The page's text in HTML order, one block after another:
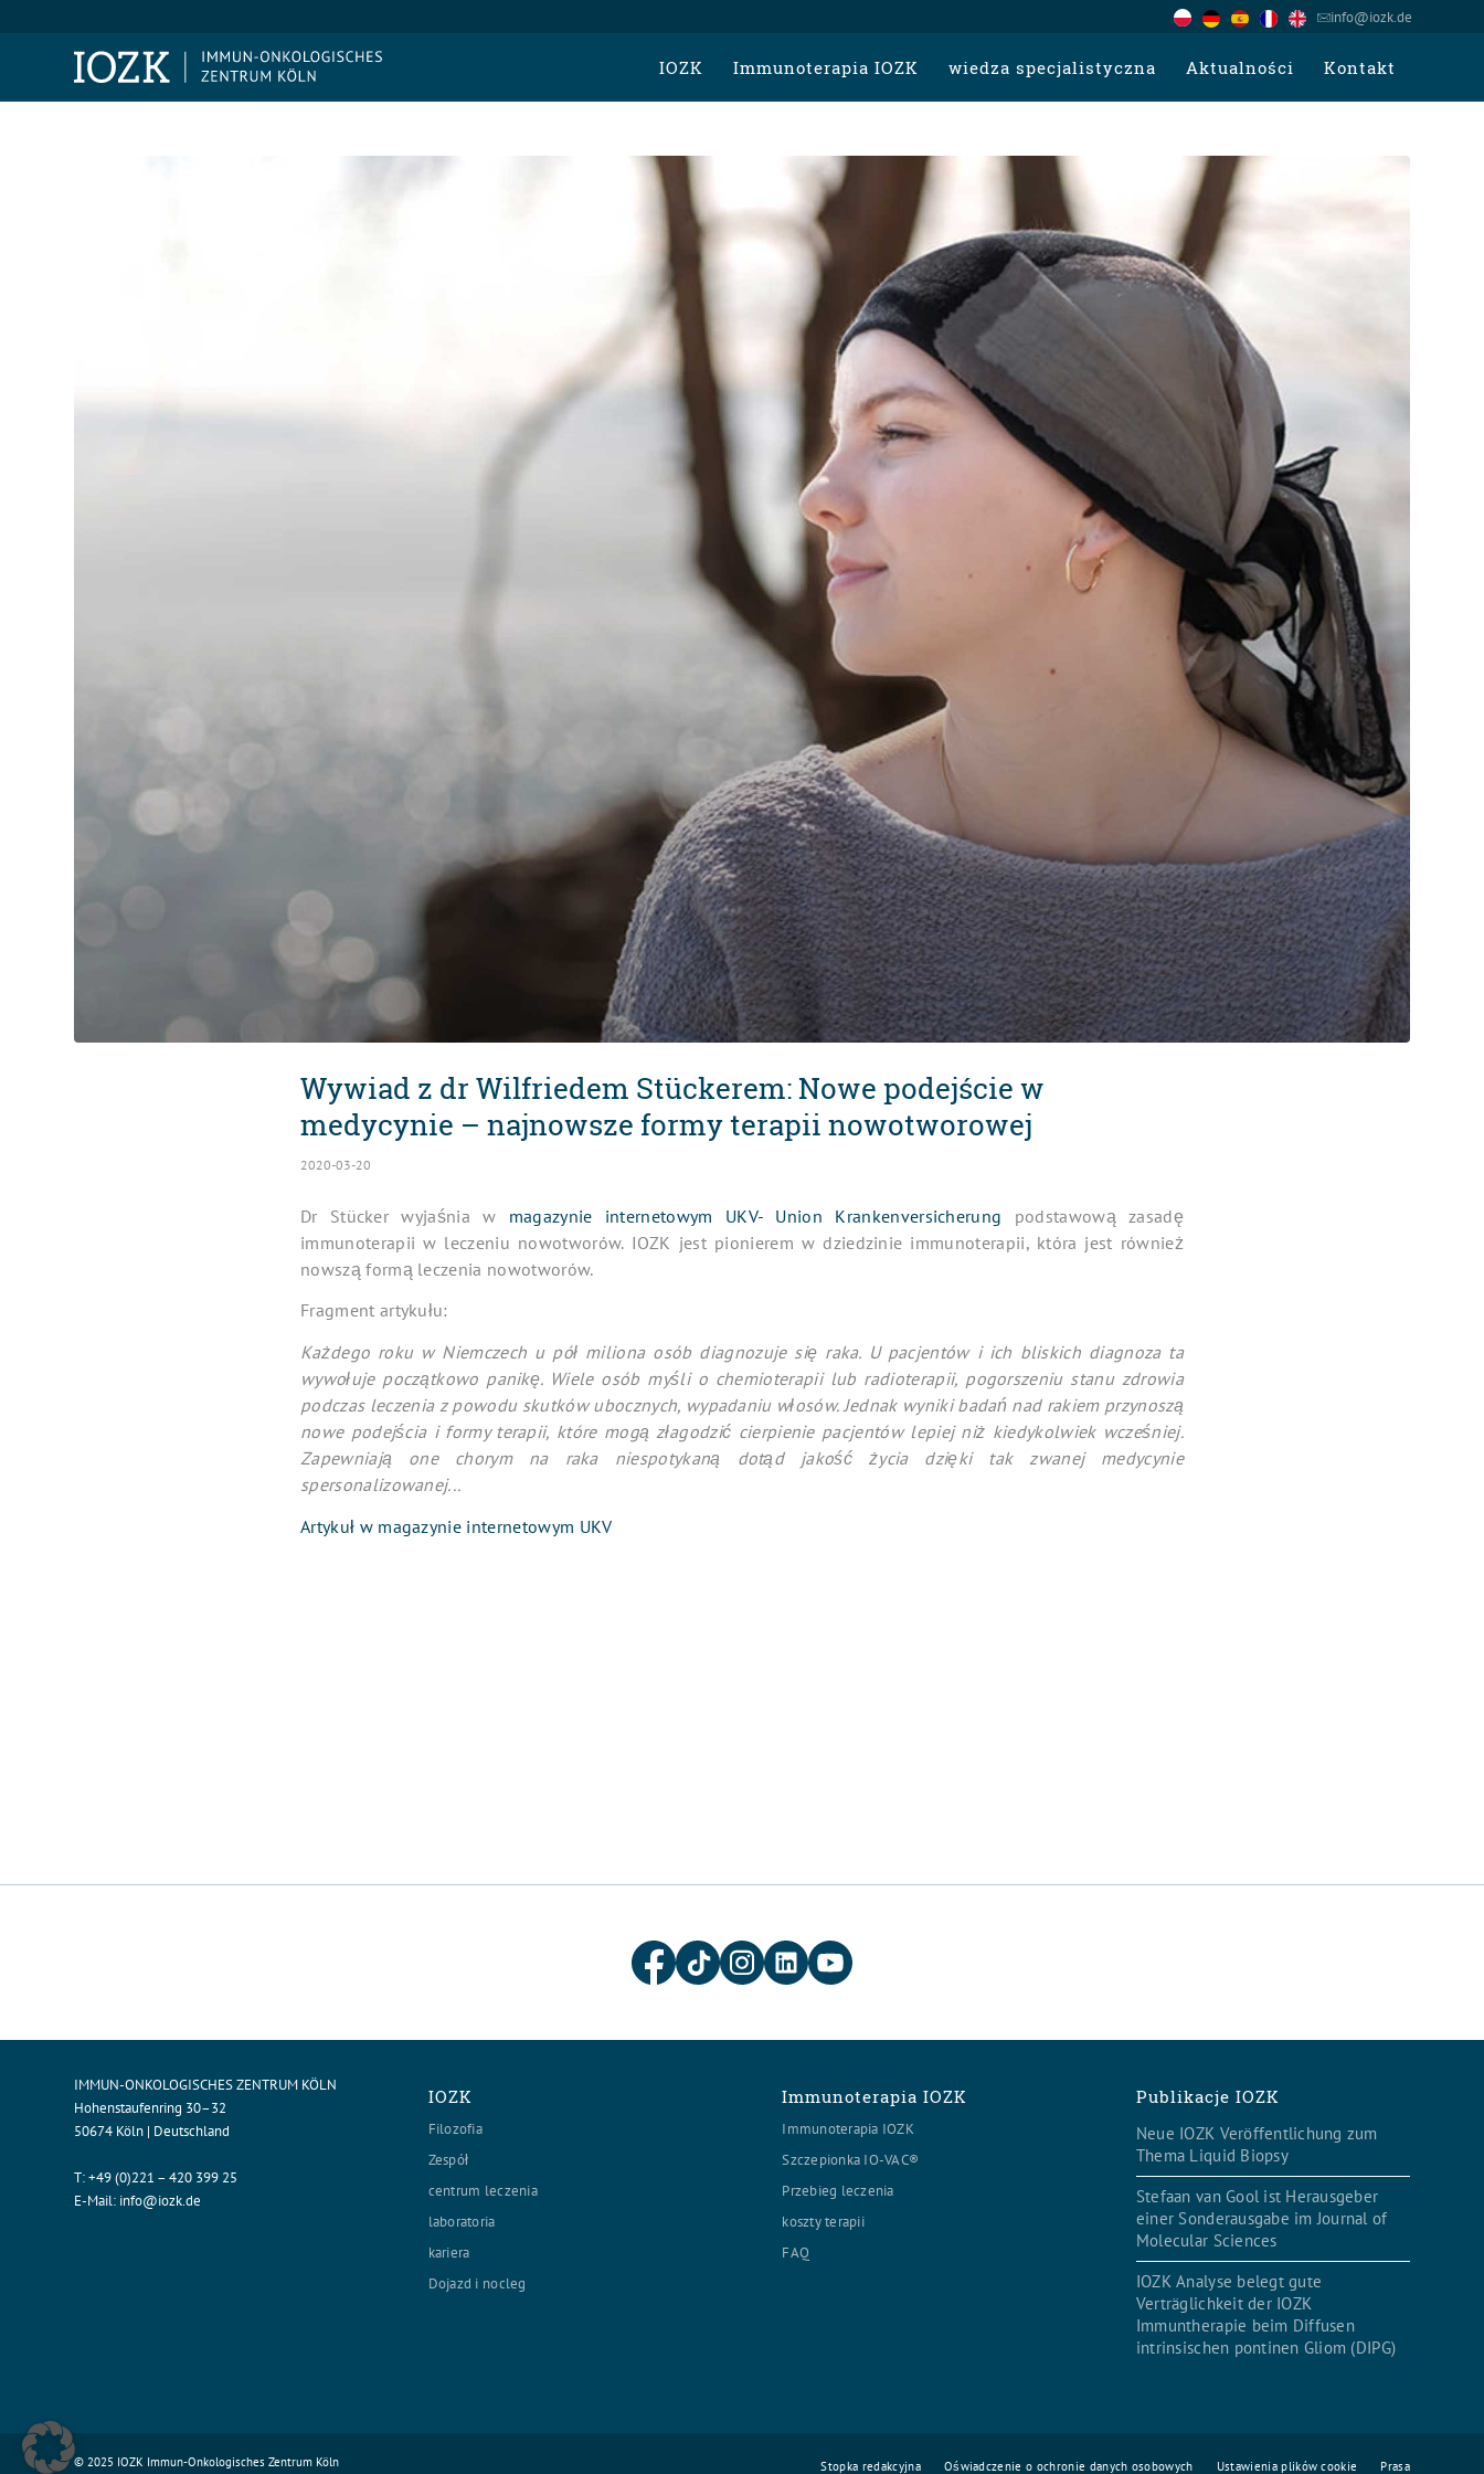
info@iozk.de
IOZK Immunoterapia IOZK wiedza specjalistyczna Aktualności Kontakt
Wywiad z dr Wilfriedem Stückerem: Nowe podejście w
medycynie – najnowsze formy terapii nowotworowej
2020-03-20
Dr Stücker wyjaśnia w magazynie internetowym UKV- Union Krankenversicherung podstawową zasadę
immunoterapii w leczeniu nowotworów. IOZK jest pionierem w dziedzinie immunoterapii, która jest również
nowszą formą leczenia nowotworów.
Fragment artykułu:
Każdego roku w Niemczech u pół miliona osób diagnozuje się raka. U pacjentów i ich bliskich diagnoza ta
wywołuje początkowo panikę. Wiele osób myśli o chemioterapii lub radioterapii, pogorszeniu stanu zdrowia
podczas leczenia z powodu skutków ubocznych, wypadaniu włosów. Jednak wyniki badań nad rakiem przynoszą
nowe podejścia i formy terapii, które mogą złagodzić cierpienie pacjentów lepiej niż kiedykolwiek wcześniej.
Zapewniają one chorym na raka niespotykaną dotąd jakość życia dzięki tak zwanej medycynie
spersonalizowanej...
Artykuł w magazynie internetowym UKV
IMMUN-ONKOLOGISCHES ZENTRUM KÖLN
Hohenstaufenring 30–32
50674 Köln | Deutschland
T:+49 (0)221 – 420 399 25
E-Mail: info@iozk.de
IOZK
Filozofia
Zespół
centrum leczenia
laboratoria
kariera
Dojazd i nocleg
Immunoterapia IOZK
Immunoterapia IOZK
Szczepionka IO-VAC®
Przebieg leczenia
koszty terapii
FAQ
Publikacje IOZK
Neue IOZK Veröffentlichung zum
Thema Liquid Biopsy
Stefaan van Gool ist Herausgeber
einer Sonderausgabe im Journal of
Molecular Sciences
IOZK Analyse belegt gute
Verträglichkeit der IOZK
Immuntherapie beim Diffusen
intrinsischen pontinen Gliom (DIPG)
© 2025 IOZK Immun-Onkologisches Zentrum Köln Stopka redakcyjna Oświadczenie o ochronie danych osobowych Ustawienia plików cookie Prasa